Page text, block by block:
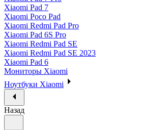
Xiaomi Pad 7
Xiaomi Poco Pad
Xiaomi Redmi Pad Pro
Xiaomi Pad 6S Pro
Xiaomi Redmi Pad SE
Xiaomi Redmi Pad SE 2023
Xiaomi Pad 6
Мониторы Xiaomi
Ноутбуки Xiaomi
Назад